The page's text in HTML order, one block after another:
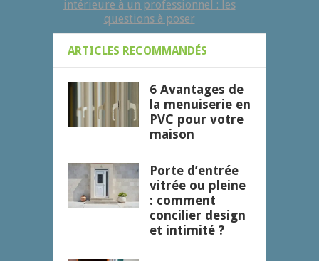
intérieure à un professionnel : les
questions à poser
ARTICLES RECOMMANDÉS
6 Avantages de
la menuiserie en
PVC pour votre
maison
Porte d’entrée
vitrée ou pleine
: comment
concilier design
et intimité ?